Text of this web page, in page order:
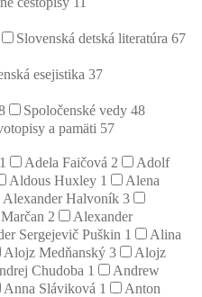
Slovenská detská literatúra 67
esejistika 37
Spoločenské vedy 48
a pamäti 57
1 Adela Faičová 2
Adolf
Aldous Huxley 1
Alena
Alexander Halvoník 3
2
Alexander
Sergejevič Puškin 1
Alina
Alojz Medňanský 3
Alojz
Chudoba 1
Andrew
Anna Sláviková 1
Anton